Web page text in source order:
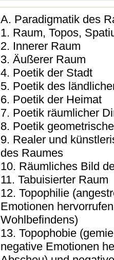
A. Paradigmatik des
1. Raum, Topos,
2. Innerer Raum
3. Äußerer Raum
4. Poetik der Stadt
5. Poetik des
6. Poetik der Heimat
7. Poetik räumlicher
8. Poetik
9. Realer und
des Raumes
10. Räumliches Bild
11. Tabuisierter Raum
12. Topophilie
Emotionen
Wohlbefindens)
13. Topophobie
negative Emotionen